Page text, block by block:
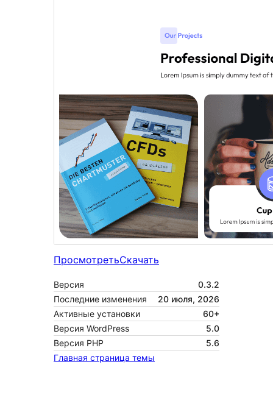
ПросмотретьСкачать
Версия
0.3.2
Последние изменения
20 июля, 2026
Активные установки
60+
Версия WordPress
5.0
Версия PHP
5.6
Главная страница темы